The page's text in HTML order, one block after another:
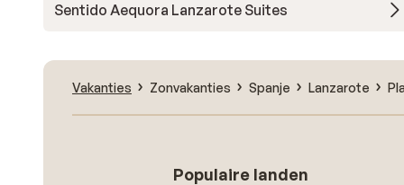
Sentido Aequora Lanzarote Suites
Vakanties Zonvakanties Spanje Lanzarote
Populaire landen